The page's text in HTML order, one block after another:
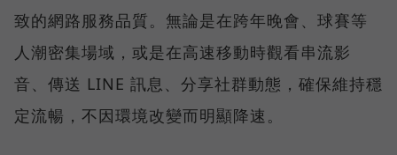
致的網路服務品質。無論是在跨年晚會、球賽等
人潮密集場域，或是在高速移動時觀看串流影
音、傳送 LINE 訊息、分享社群動態，確保維持穩
定流暢，不因環境改變而明顯降速。